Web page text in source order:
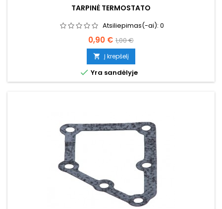
TARPINĖ TERMOSTATO
Atsiliepimas(-ai): 0
Kaina
0,90 € Bazinė
kaina
1,00 €
 Į krepšelį
 Yra sandėlyje